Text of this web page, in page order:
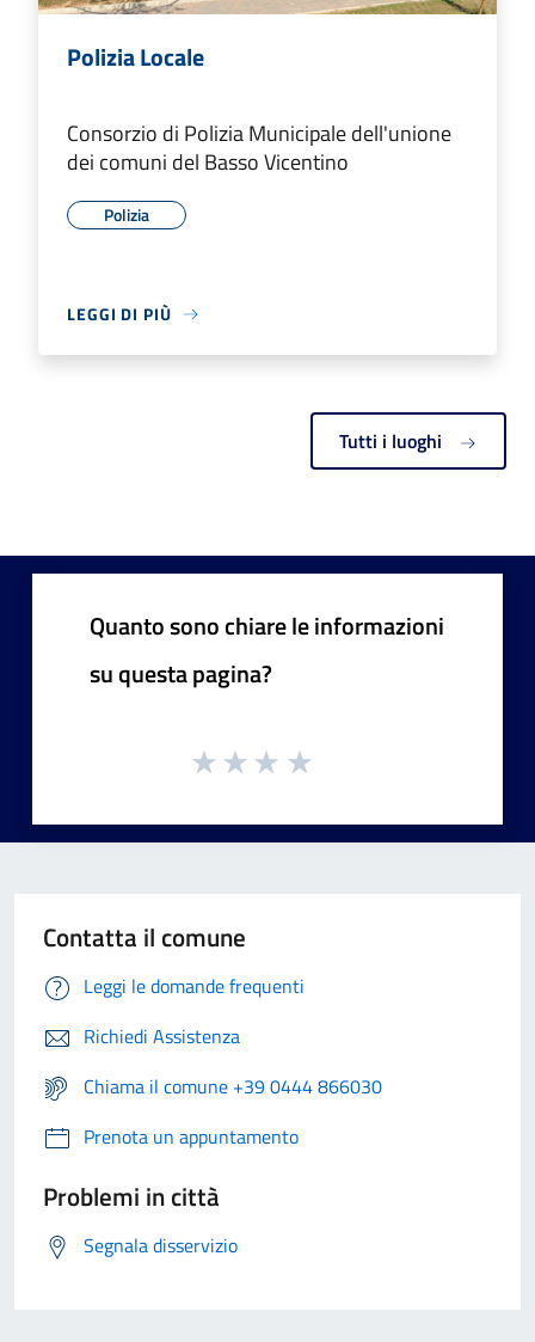
Polizia Locale
Consorzio di Polizia Municipale dell'unione
dei comuni del Basso Vicentino
Polizia
LEGGI DI PIÙ
Tutti i luoghi
Quanto sono chiare le informazioni
su questa pagina?
Contatta il comune
Leggi le domande frequenti
Richiedi Assistenza
Chiama il comune +39 0444 866030
Prenota un appuntamento
Problemi in città
Segnala disservizio